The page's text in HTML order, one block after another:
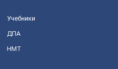
Учебники
ДПА
НМТ